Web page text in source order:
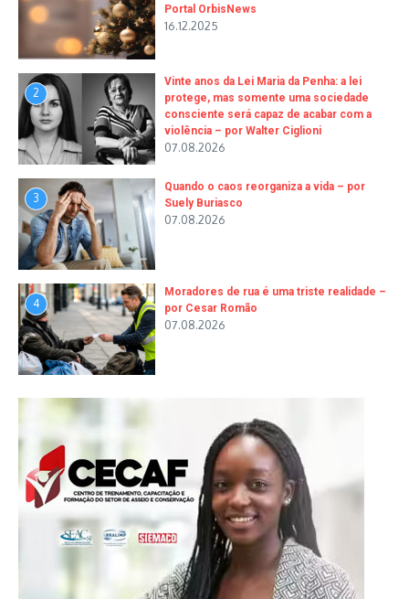
Portal OrbisNews
16.12.2025
2
Vinte anos da Lei Maria da Penha: a lei
protege, mas somente uma sociedade
consciente será capaz de acabar com a
violência – por Walter Ciglioni
07.08.2026
3
Quando o caos reorganiza a vida – por
Suely Buriasco
07.08.2026
4
Moradores de rua é uma triste realidade –
por Cesar Romão
07.08.2026